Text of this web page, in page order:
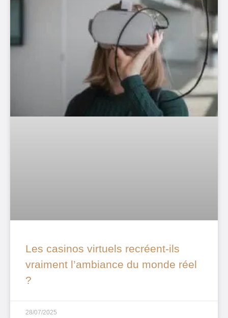
Les casinos virtuels recréent-ils
vraiment l’ambiance du monde réel
?
28/07/2025